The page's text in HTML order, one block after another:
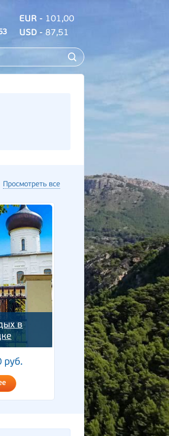
EUR - 101,00
USD - 87,51
Просмотреть все
в
руб.